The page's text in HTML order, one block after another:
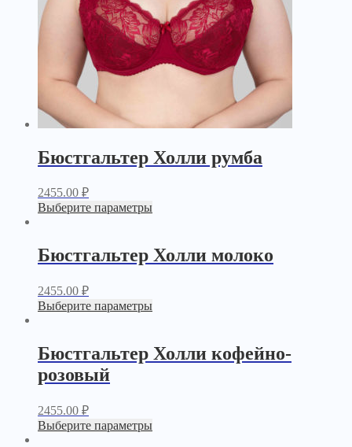
Бюстгальтер Холли румба
2455.00 ₽
Выберите параметры
Бюстгальтер Холли молоко
2455.00 ₽
Выберите параметры
Бюстгальтер Холли кофейно-
розовый
2455.00 ₽
Выберите параметры